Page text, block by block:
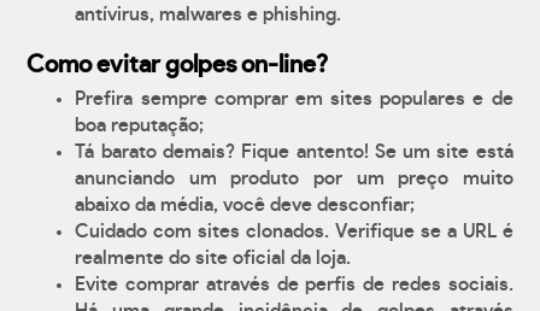
antívirus, malwares e phishing.
Como evitar golpes on-line?
Prefira sempre comprar em sites populares e de
boa reputação;
Tá barato demais? Fique antento! Se um site está
anunciando um produto por um preço muito
abaixo da média, você deve desconfiar;
Cuidado com sites clonados. Verifique se a URL é
realmente do site oficial da loja.
Evite comprar através de perfis de redes sociais.